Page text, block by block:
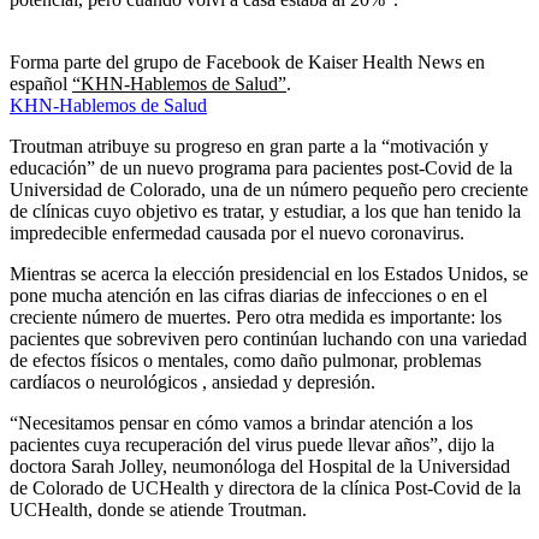
Forma parte del grupo de Facebook de Kaiser Health News en
español “KHN-Hablemos de Salud”.
KHN-Hablemos de Salud
Troutman atribuye su progreso en gran parte a la “motivación y
educación” de un nuevo programa para pacientes post-Covid de la
Universidad de Colorado, una de un número pequeño pero creciente
de clínicas cuyo objetivo es tratar, y estudiar, a los que han tenido la
impredecible enfermedad causada por el nuevo coronavirus.
Mientras se acerca la elección presidencial en los Estados Unidos, se
pone mucha atención en las cifras diarias de infecciones o en el
creciente número de muertes. Pero otra medida es importante: los
pacientes que sobreviven pero continúan luchando con una variedad
de efectos físicos o mentales, como daño pulmonar, problemas
cardíacos o neurológicos , ansiedad y depresión.
“Necesitamos pensar en cómo vamos a brindar atención a los
pacientes cuya recuperación del virus puede llevar años”, dijo la
doctora Sarah Jolley, neumonóloga del Hospital de la Universidad
de Colorado de UCHealth y directora de la clínica Post-Covid de la
UCHealth, donde se atiende Troutman.